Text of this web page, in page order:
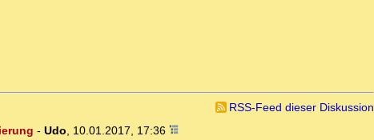
RSS-Feed dieser Diskussion
- Udo, 10.01.2017, 17:36